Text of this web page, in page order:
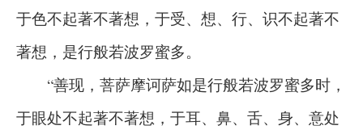
于色不起著不著想，于受、想、行、识不起著不
著想，是行般若波罗蜜多。
“善现，菩萨摩诃萨如是行般若波罗蜜多时，
于眼处不起著不著想，于耳、鼻、舌、身、意处